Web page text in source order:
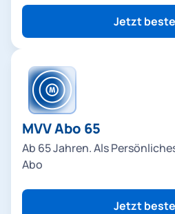
Jetzt
MVV Abo 65
Ab 65 Jahren. Als
Abo
Jetzt